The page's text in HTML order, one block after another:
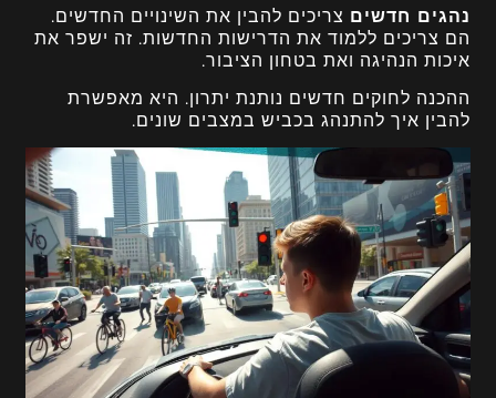
נהגים חדשים צריכים להבין את השינויים החדשים.
הם צריכים ללמוד את הדרישות החדשות. זה ישפר את
איכות הנהיגה ואת בטחון הציבור.
ההכנה לחוקים חדשים נותנת יתרון. היא מאפשרת
להבין איך להתנהג בכביש במצבים שונים.